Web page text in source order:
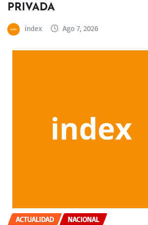
PRIVADA
index Ago 7, 2026
ACTUALIDAD NACIONAL